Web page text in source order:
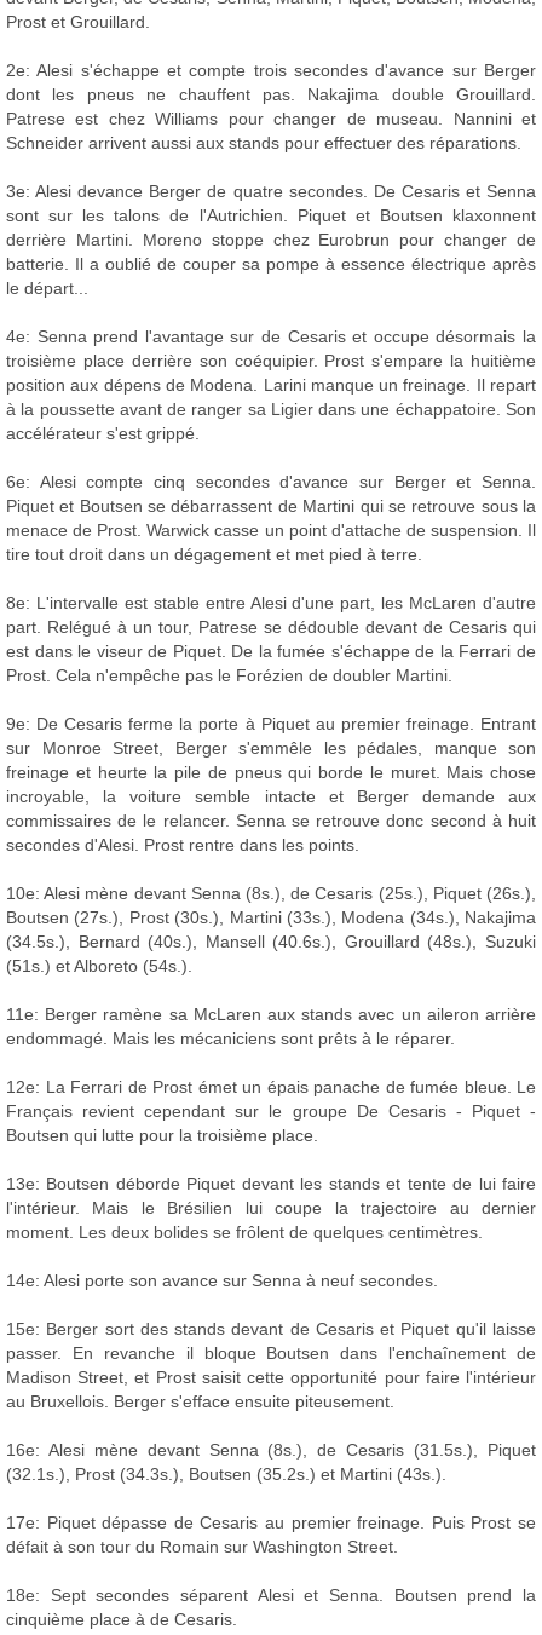
Prost et Grouillard.
2e: Alesi s'échappe et compte trois secondes d'avance sur Berger
dont les pneus ne chauffent pas. Nakajima double Grouillard.
Patrese est chez Williams pour changer de museau. Nannini et
Schneider arrivent aussi aux stands pour effectuer des réparations.
3e: Alesi devance Berger de quatre secondes. De Cesaris et Senna
sont sur les talons de l'Autrichien. Piquet et Boutsen klaxonnent
derrière Martini. Moreno stoppe chez Eurobrun pour changer de
batterie. Il a oublié de couper sa pompe à essence électrique après
le départ...
4e: Senna prend l'avantage sur de Cesaris et occupe désormais la
troisième place derrière son coéquipier. Prost s'empare la huitième
position aux dépens de Modena. Larini manque un freinage. Il repart
à la poussette avant de ranger sa Ligier dans une échappatoire. Son
accélérateur s'est grippé.
6e: Alesi compte cinq secondes d'avance sur Berger et Senna.
Piquet et Boutsen se débarrassent de Martini qui se retrouve sous la
menace de Prost. Warwick casse un point d'attache de suspension. Il
tire tout droit dans un dégagement et met pied à terre.
8e: L'intervalle est stable entre Alesi d'une part, les McLaren d'autre
part. Relégué à un tour, Patrese se dédouble devant de Cesaris qui
est dans le viseur de Piquet. De la fumée s'échappe de la Ferrari de
Prost. Cela n'empêche pas le Forézien de doubler Martini.
9e: De Cesaris ferme la porte à Piquet au premier freinage. Entrant
sur Monroe Street, Berger s'emmêle les pédales, manque son
freinage et heurte la pile de pneus qui borde le muret. Mais chose
incroyable, la voiture semble intacte et Berger demande aux
commissaires de le relancer. Senna se retrouve donc second à huit
secondes d'Alesi. Prost rentre dans les points.
10e: Alesi mène devant Senna (8s.), de Cesaris (25s.), Piquet (26s.),
Boutsen (27s.), Prost (30s.), Martini (33s.), Modena (34s.), Nakajima
(34.5s.), Bernard (40s.), Mansell (40.6s.), Grouillard (48s.), Suzuki
(51s.) et Alboreto (54s.).
11e: Berger ramène sa McLaren aux stands avec un aileron arrière
endommagé. Mais les mécaniciens sont prêts à le réparer.
12e: La Ferrari de Prost émet un épais panache de fumée bleue. Le
Français revient cependant sur le groupe De Cesaris - Piquet -
Boutsen qui lutte pour la troisième place.
13e: Boutsen déborde Piquet devant les stands et tente de lui faire
l'intérieur. Mais le Brésilien lui coupe la trajectoire au dernier
moment. Les deux bolides se frôlent de quelques centimètres.
14e: Alesi porte son avance sur Senna à neuf secondes.
15e: Berger sort des stands devant de Cesaris et Piquet qu'il laisse
passer. En revanche il bloque Boutsen dans l'enchaînement de
Madison Street, et Prost saisit cette opportunité pour faire l'intérieur
au Bruxellois. Berger s'efface ensuite piteusement.
16e: Alesi mène devant Senna (8s.), de Cesaris (31.5s.), Piquet
(32.1s.), Prost (34.3s.), Boutsen (35.2s.) et Martini (43s.).
17e: Piquet dépasse de Cesaris au premier freinage. Puis Prost se
défait à son tour du Romain sur Washington Street.
18e: Sept secondes séparent Alesi et Senna. Boutsen prend la
cinquième place à de Cesaris.